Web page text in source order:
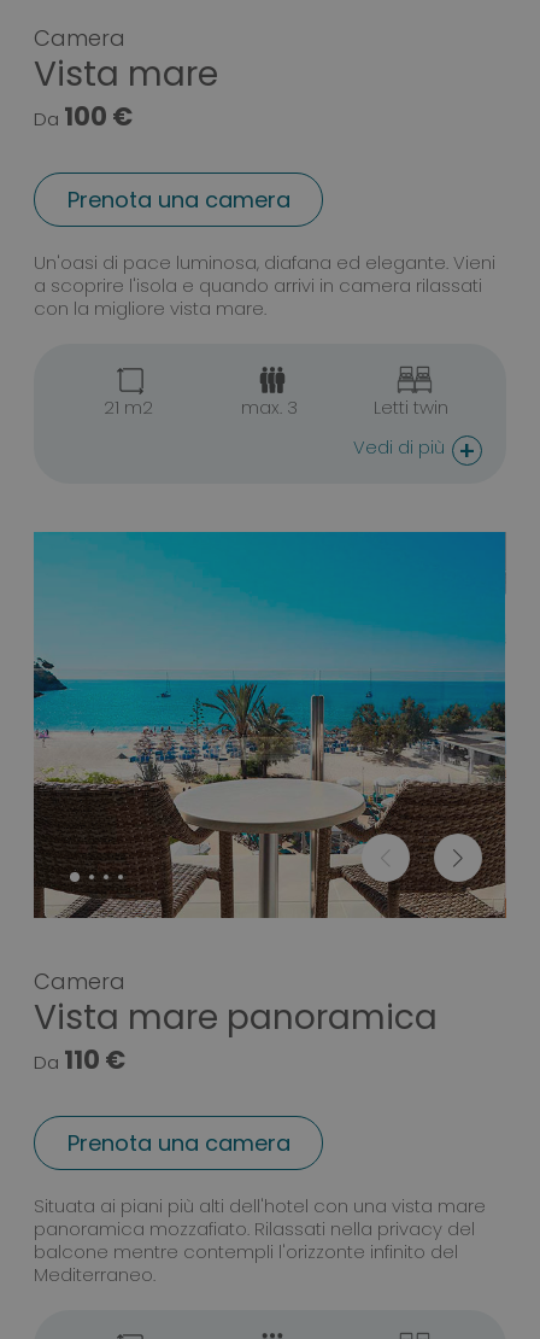
Camera
Vista mare
Da 100 €
Prenota una camera
Camera Vista mare
Un'oasi di pace luminosa, diafana ed elegante. Vieni
a scoprire l'isola e quando arrivi in camera rilassati
con la migliore vista mare.
21 m2 max. 3
Letti twin
Vedi di più +
Camera
Vista mare panoramica
Da 110 €
Prenota una cameraCamera Vista mare panoramica
Situata ai piani più alti dell'hotel con una vista mare
panoramica mozzafiato. Rilassati nella privacy del
balcone mentre contempli l'orizzonte infinito del
Mediterraneo.